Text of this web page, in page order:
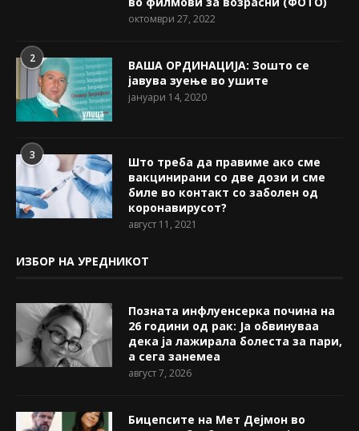
октомври 27, 2022
2
ВАША ОРДИНАЦИЈА: Зошто се
јавува зуење во ушите
јануари 14, 2020
3
Што треба да правиме ако сме
вакцинирани со две дози и сме
биле во контакт со заболен од
коронавирусот?
август 11, 2021
ИЗБОР НА УРЕДНИКОТ
Позната инфлуенсерка почина на
26 години од рак: Ја обвинуваа
дека ја лажирала болеста за пари,
а сега занемеа
август 7, 2026
Бицепсите на Мет Дејмон во